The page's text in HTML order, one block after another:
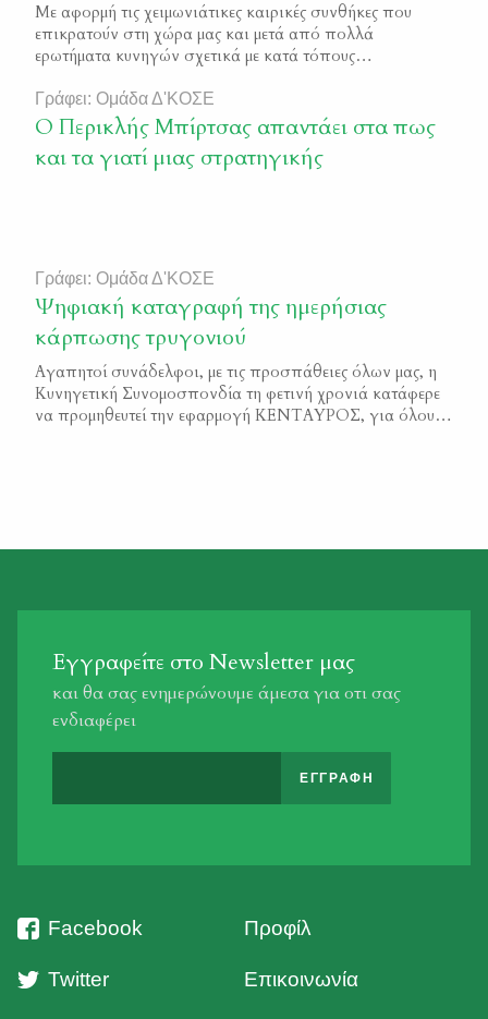
Με αφορμή τις χειμωνιάτικες καιρικές συνθήκες που
επικρατούν στη χώρα μας και μετά από πολλά
ερωτήματα κυνηγών σχετικά με κατά τόπους
καιρικών συνθηκών, ενημερώνουμε τους κυνηγούς
σχετικά με τις νομικές προβλέψεις επί του θέματος: Στο
άρθρο 258 του δασικού κώδικα (νδ 86/1969, ν. 177/ 1975),
που έχει ισχύ για τα […]
Γράφει: Ομάδα Δ'ΚΟΣΕ
Ο Περικλής Μπίρτσας απαντάει στα πως
και τα γιατί μιας στρατηγικής
Γράφει: Ομάδα Δ'ΚΟΣΕ
Ψηφιακή καταγραφή της ημερήσιας
κάρπωσης τρυγονιού
Αγαπητοί συνάδελφοι, με τις προσπάθειες όλων μας, η
Κυνηγετική Συνομοσπονδία τη φετινή χρονιά κατάφερε
να προμηθευτεί την εφαρμογή ΚΕΝΤΑΥΡΟΣ, για όλους
Εγγραφείτε στο Newsletter μας
και θα σας ενημερώνουμε άμεσα για οτι σας
ενδιαφέρει
Facebook
Twitter
Προφίλ
Επικοινωνία